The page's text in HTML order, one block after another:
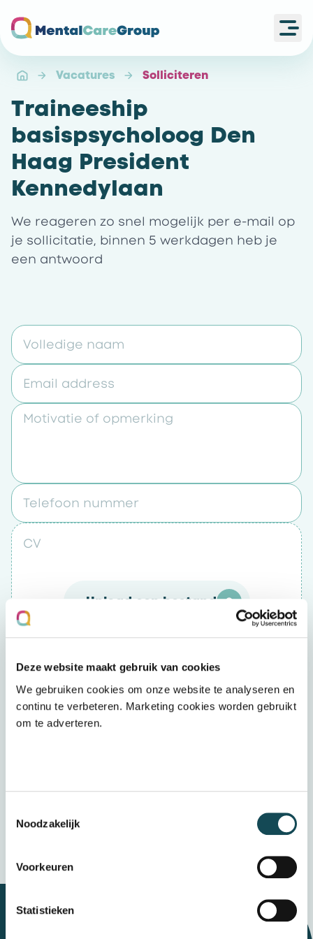
Deze website maakt gebruik van cookies
We gebruiken cookies om onze website te analyseren en
continu te verbeteren. Marketing cookies worden gebruikt
om te adverteren.
Noodzakelijk
Voorkeuren
Statistieken
Vacatures Solliciteren
Traineeship
basispsycholoog Den
Haag President
Kennedylaan
We reageren zo snel mogelijk per e-mail op
je sollicitatie, binnen 5 werkdagen heb je
een antwoord
Volledige naam
Email address
Motivatie of opmerking
Telefoon nummer
CV
Upload een bestand
cijferlijst
Upload een bestand
Wij bewaren uw gegevens veilig